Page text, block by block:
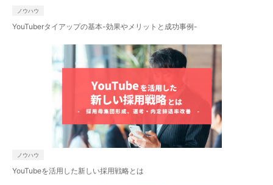
ノウハウ
YouTuberタイアップの基本-効果やメリットと成功事例-
ノウハウ
YouTubeを活用した新しい採用戦略とは
NEWS
法人の方(試用版お申し込み)